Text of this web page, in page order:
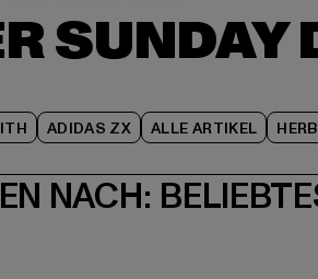
SUNDAY
ADIDAS ZX ALLE ARTIKEL
NACH: